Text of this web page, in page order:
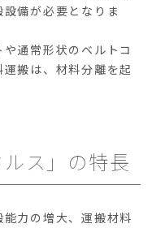
備が必要となりま
通常形状のベルトコ
搬は、材料分離を起
ス」の特長
能力の増大、運搬材料